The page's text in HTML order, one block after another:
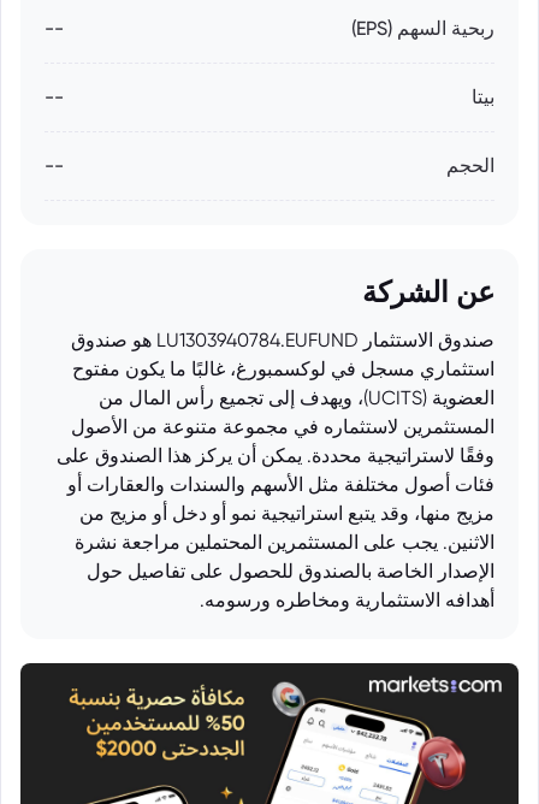
ربحية السهم (EPS) --
بيتا --
الحجم --
عن الشركة
صندوق الاستثمار LU1303940784.EUFUND هو صندوق
استثماري مسجل في لوكسمبورغ، غالبًا ما يكون مفتوح
العضوية (UCITS)، ويهدف إلى تجميع رأس المال من
المستثمرين لاستثماره في مجموعة متنوعة من الأصول
وفقًا لاستراتيجية محددة. يمكن أن يركز هذا الصندوق على
فئات أصول مختلفة مثل الأسهم والسندات والعقارات أو
مزيج منها، وقد يتبع استراتيجية نمو أو دخل أو مزيج من
الاثنين. يجب على المستثمرين المحتملين مراجعة نشرة
الإصدار الخاصة بالصندوق للحصول على تفاصيل حول
أهدافه الاستثمارية ومخاطره ورسومه.